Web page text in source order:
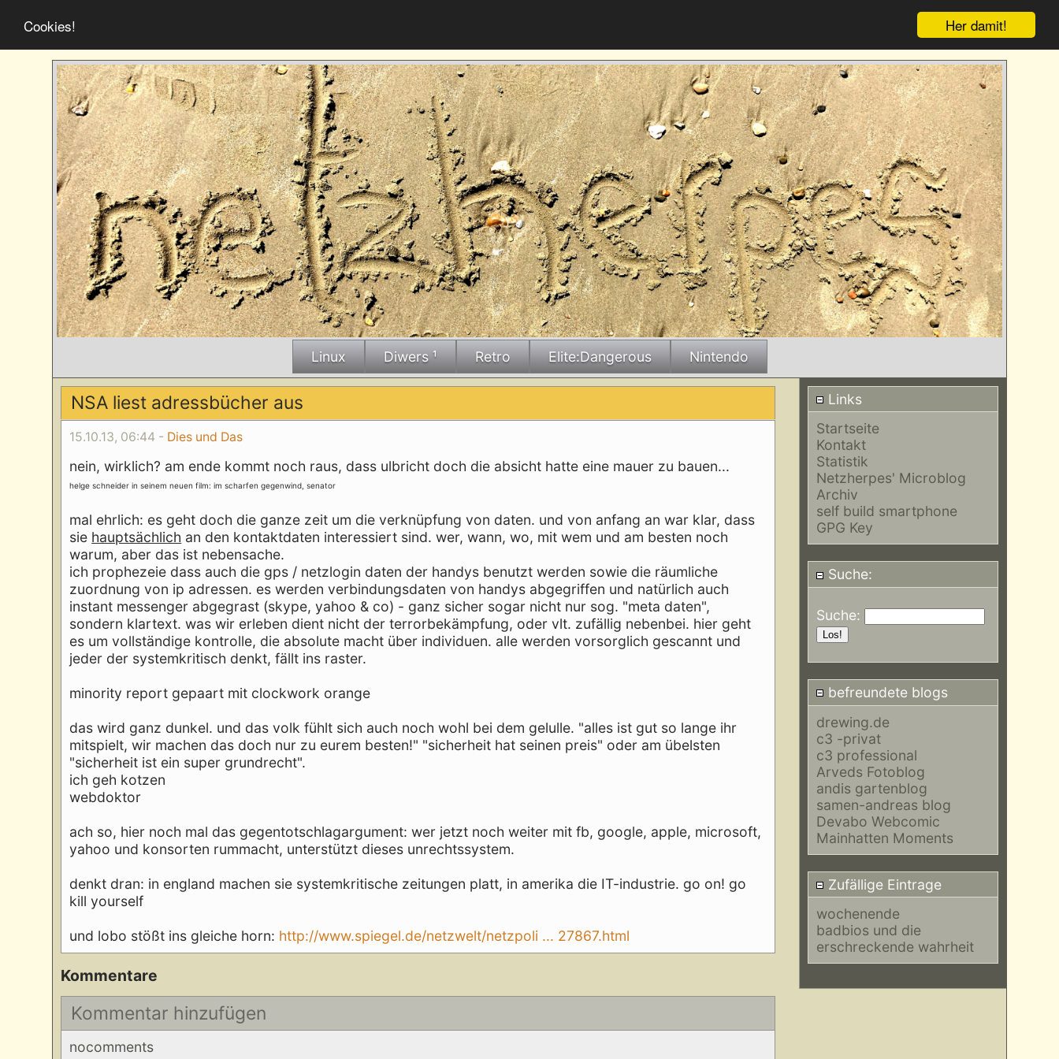
Her damit!
Cookies!
Linux Diwers ¹ Retro Elite:Dangerous Nintendo
Links
Startseite
Kontakt
Statistik
Netzherpes' Microblog
Archiv
self build smartphone
GPG Key
Suche:
Suche:
befreundete blogs
drewing.de
c3 -privat
c3 professional
Arveds Fotoblog
andis gartenblog
samen-andreas blog
Devabo Webcomic
Mainhatten Moments
Zufällige Eintrage
wochenende
badbios und die
erschreckende wahrheit
NSA liest adressbücher aus
15.10.13, 06:44 - Dies und Das
nein, wirklich? am ende kommt noch raus, dass ulbricht doch die absicht hatte eine mauer zu bauen...
helge schneider in seinem neuen film: im scharfen gegenwind, senator
mal ehrlich: es geht doch die ganze zeit um die verknüpfung von daten. und von anfang an war klar, dass
sie hauptsächlich an den kontaktdaten interessiert sind. wer, wann, wo, mit wem und am besten noch
warum, aber das ist nebensache.
ich prophezeie dass auch die gps / netzlogin daten der handys benutzt werden sowie die räumliche
zuordnung von ip adressen. es werden verbindungsdaten von handys abgegriffen und natürlich auch
instant messenger abgegrast (skype, yahoo & co) - ganz sicher sogar nicht nur sog. "meta daten",
sondern klartext. was wir erleben dient nicht der terrorbekämpfung, oder vlt. zufällig nebenbei. hier geht
es um vollständige kontrolle, die absolute macht über individuen. alle werden vorsorglich gescannt und
jeder der systemkritisch denkt, fällt ins raster.
minority report gepaart mit clockwork orange
das wird ganz dunkel. und das volk fühlt sich auch noch wohl bei dem gelulle. "alles ist gut so lange ihr
mitspielt, wir machen das doch nur zu eurem besten!" "sicherheit hat seinen preis" oder am übelsten
"sicherheit ist ein super grundrecht".
ich geh kotzen
webdoktor
ach so, hier noch mal das gegentotschlagargument: wer jetzt noch weiter mit fb, google, apple, microsoft,
yahoo und konsorten rummacht, unterstützt dieses unrechtssystem.
denkt dran: in england machen sie systemkritische zeitungen platt, in amerika die IT-industrie. go on! go
kill yourself
und lobo stößt ins gleiche horn: http://www.spiegel.de/netzwelt/netzpoli ... 27867.html
Kommentare
Kommentar hinzufügen
nocomments